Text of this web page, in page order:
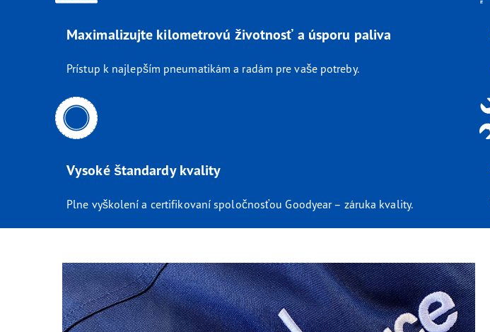
Maximalizujte kilometrovú životnosť a úsporu paliva
Prístup k najlepším pneumatikám a radám pre vaše potreby.
Vysoké štandardy kvality
Plne vyškolení a certifikovaní spoločnosťou Goodyear – záruka kvality.